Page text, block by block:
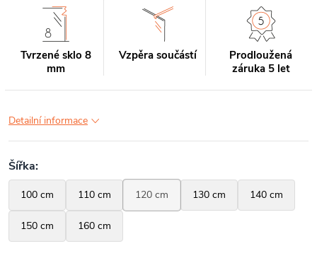
Tvrzené sklo 8
mm
Vzpěra součástí
Prodloužená
záruka 5 let
Detailní informace